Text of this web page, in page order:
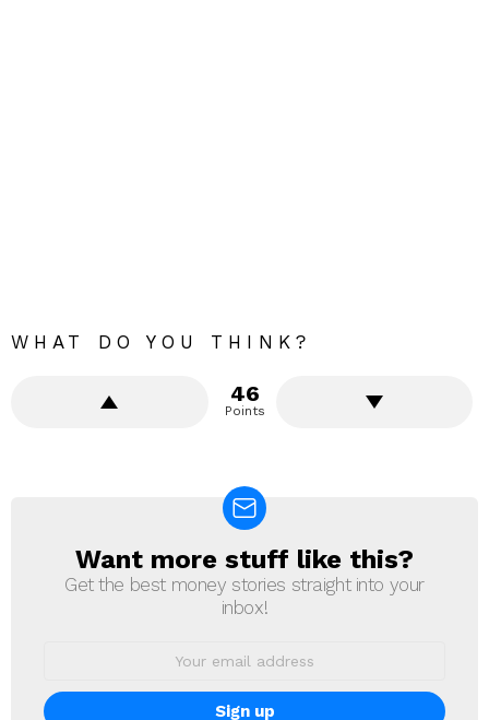
WHAT DO YOU THINK?
46
Points
NEWSLETTER
Want more stuff like this?
Get the best money stories straight into your
inbox!